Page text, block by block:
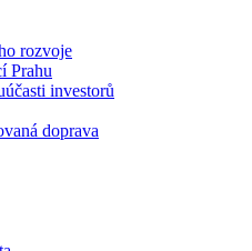
rozvoje
Prahu
investorů
doprava